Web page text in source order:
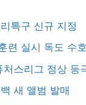
특구 신규 지정
련 실시 독도 수
스리그 정상 등
새 앨범 발매